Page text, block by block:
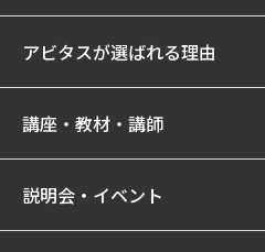
アビタスが選ばれる理由
講座・教材・講師
説明会・イベント